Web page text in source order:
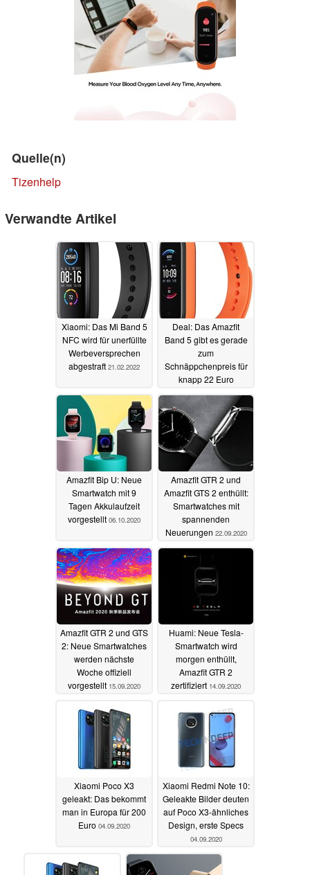
Quelle(n)
Tizenhelp
Verwandte Artikel
Xiaomi: Das Mi Band 5
NFC wird für unerfüllte
Werbeversprechen
abgestraft 21.02.2022
Deal: Das Amazfit
Band 5 gibt es gerade
zum
Schnäppchenpreis für
knapp 22 Euro
07.01.2022
Amazfit Bip U: Neue
Smartwatch mit 9
Tagen Akkulaufzeit
vorgestellt 06.10.2020
Amazfit GTR 2 und
Amazfit GTS 2 enthüllt:
Smartwatches mit
spannenden
Neuerungen 22.09.2020
Amazfit GTR 2 und GTS
2: Neue Smartwatches
werden nächste
Woche offiziell
vorgestellt 15.09.2020
Huami: Neue Tesla-
Smartwatch wird
morgen enthüllt,
Amazfit GTR 2
zertifiziert 14.09.2020
Xiaomi Poco X3
geleakt: Das bekommt
man in Europa für 200
Euro 04.09.2020
Xiaomi Redmi Note 10:
Geleakte Bilder deuten
auf Poco X3-ähnliches
Design, erste Specs
04.09.2020